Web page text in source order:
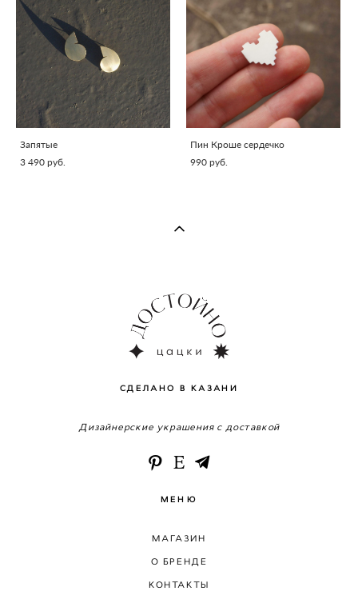
Запятые
3 490 pуб.
Пин Кроше сердечко
990 pуб.
СДЕЛАНО В КАЗАНИ
Дизайнерские украшения с доставкой
МЕНЮ
МАГАЗИН
О БРЕНДЕ
КОНТАКТЫ